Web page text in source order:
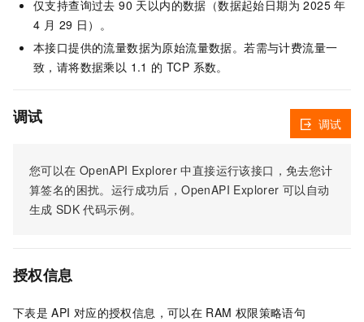
仅支持查询过去 90 天以内的数据（数据起始日期为 2025 年
4 月 29 日）。
本接口提供的流量数据为原始流量数据。若需与计费流量一
致，请将数据乘以 1.1 的 TCP 系数。
调试
您可以在 OpenAPI Explorer 中直接运行该接口，免去您计
算签名的困扰。运行成功后，OpenAPI Explorer 可以自动
生成 SDK 代码示例。
调试
授权信息
下表是 API 对应的授权信息，可以在 RAM 权限策略语句